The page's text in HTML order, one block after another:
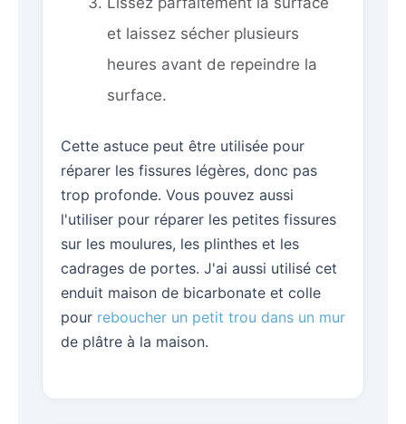
et laissez sécher plusieurs
heures avant de repeindre la
surface.
Cette astuce peut être utilisée pour
réparer les fissures légères, donc pas
trop profonde. Vous pouvez aussi
l'utiliser pour réparer les petites fissures
sur les moulures, les plinthes et les
cadrages de portes. J'ai aussi utilisé cet
enduit maison de bicarbonate et colle
pour reboucher un petit trou dans un mur
de plâtre à la maison.